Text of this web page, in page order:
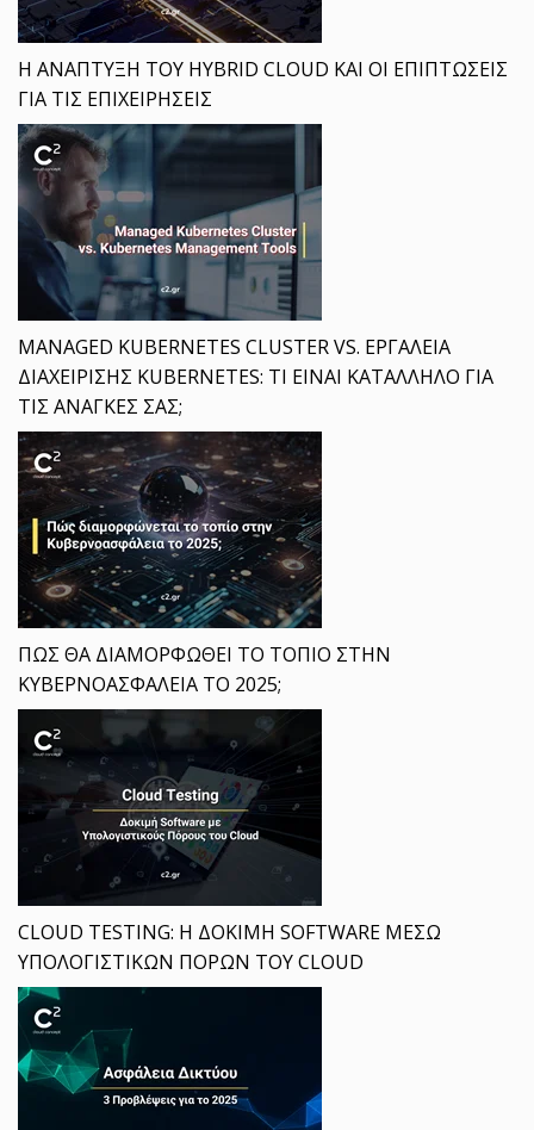
Η ΑΝΑΠΤΥΞΗ ΤΟΥ HYBRID CLOUD ΚΑΙ ΟΙ ΕΠΙΠΤΩΣΕΙΣ
ΓΙΑ ΤΙΣ ΕΠΙΧΕΙΡΗΣΕΙΣ
MANAGED KUBERNETES CLUSTER VS. ΕΡΓΑΛΕΙΑ
ΔΙΑΧΕΙΡΙΣΗΣ KUBERNETES: ΤΙ ΕΙΝΑΙ ΚΑΤΑΛΛΗΛΟ ΓΙΑ
ΤΙΣ ΑΝΑΓΚΕΣ ΣΑΣ;
ΠΩΣ ΘΑ ΔΙΑΜΟΡΦΩΘΕΙ ΤΟ ΤΟΠΙΟ ΣΤΗΝ
ΚΥΒΕΡΝΟΑΣΦΑΛΕΙΑ ΤΟ 2025;
CLOUD TESTING: Η ΔΟΚΙΜΗ SOFTWARE ΜΕΣΩ
ΥΠΟΛΟΓΙΣΤΙΚΩΝ ΠΟΡΩΝ ΤΟΥ CLOUD